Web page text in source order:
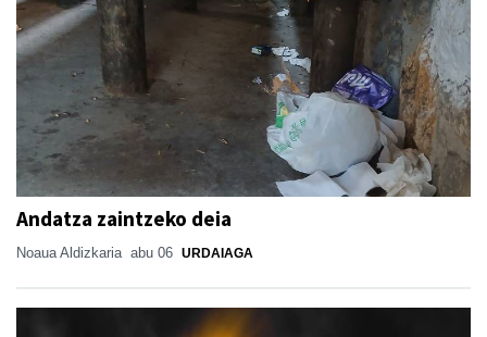
Andatza zaintzeko deia
Noaua Aldizkaria abu 06 URDAIAGA